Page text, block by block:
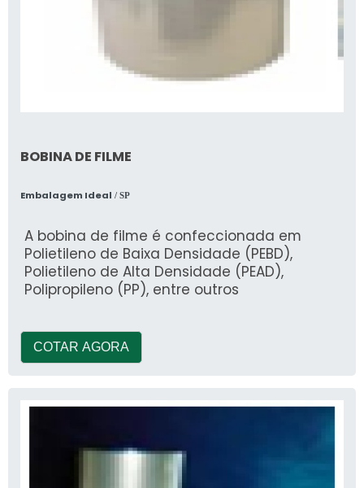
BOBINA DE FILME
Embalagem Ideal / SP
A bobina de filme é confeccionada em
Polietileno de Baixa Densidade (PEBD),
Polietileno de Alta Densidade (PEAD),
Polipropileno (PP), entre outros
COTAR AGORA